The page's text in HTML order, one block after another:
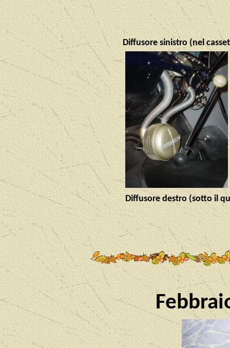
Diffusore sinistro (nel
Diffusore destro (sotto il